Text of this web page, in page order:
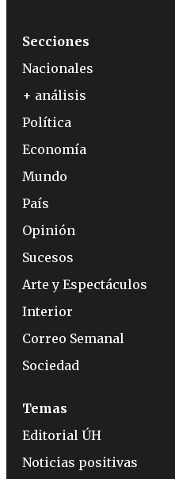
Secciones
Nacionales
+ análisis
Política
Economía
Mundo
País
Opinión
Sucesos
Arte y Espectáculos
Interior
Correo Semanal
Sociedad
Temas
Editorial ÚH
Noticias positivas